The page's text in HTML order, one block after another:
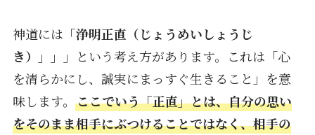
神道には 「浄明正直（じょうめいしょうじ
き）」」」
という考え方があります。これは「心
を清らかにし、誠実にまっすぐ生きること」を意
味します。 ここでいう「正直」とは、自分の思い
をそのまま相手にぶつけることではなく、相手の